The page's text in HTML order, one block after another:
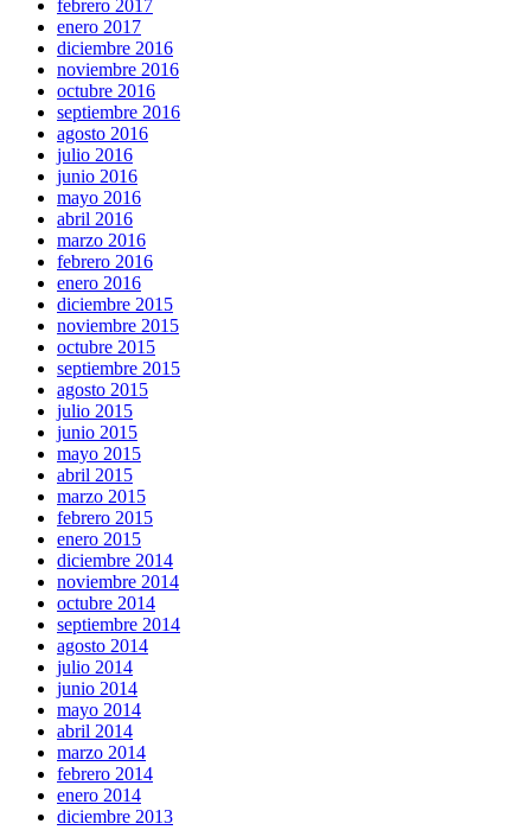
febrero 2017
enero 2017
diciembre 2016
noviembre 2016
octubre 2016
septiembre 2016
agosto 2016
julio 2016
junio 2016
mayo 2016
abril 2016
marzo 2016
febrero 2016
enero 2016
diciembre 2015
noviembre 2015
octubre 2015
septiembre 2015
agosto 2015
julio 2015
junio 2015
mayo 2015
abril 2015
marzo 2015
febrero 2015
enero 2015
diciembre 2014
noviembre 2014
octubre 2014
septiembre 2014
agosto 2014
julio 2014
junio 2014
mayo 2014
abril 2014
marzo 2014
febrero 2014
enero 2014
diciembre 2013